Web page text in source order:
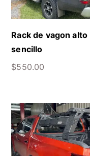
Rack de vagon alto
sencillo
$550.00